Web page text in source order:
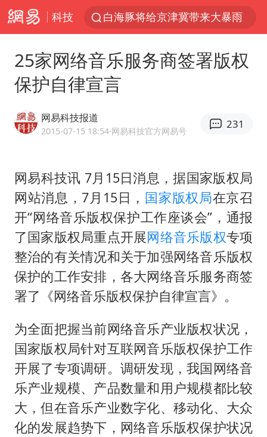
科技
白海豚将给京津冀带来大暴雨
国足U17与阿森纳决赛取消 并列冠军
2025年小学教师减少13.19万
以军士兵把枪口对准中国记者
上门女婿出轨女邻居多年被判重婚罪
韩军前线部队连曝丑闻
《龙餐馆》 冲奖
笔试第一被劝弃考涉事副校长被撤职
灌溉水坝被隔成鱼塘 村民投诉20余年
萌娃帮爷爷脱玉米 卖力干活超可爱
奋力开创中国式现代化建设新局面
25家网络音乐服务商签署版权
保护自律宣言
网易科技报道
2015-07-15 18:54·网易科技官方网易号
231
网易科技讯 7月15日消息，据国家版权局
网站消息，7月15日， 国家版权局在京召
开“网络音乐版权保护工作座谈会”，通报
了国家版权局重点开展网络音乐版权专项
整治的有关情况和关于加强网络音乐版权
保护的工作安排，各大网络音乐服务商签
署了《网络音乐版权保护自律宣言》。
为全面把握当前网络音乐产业版权状况，
国家版权局针对互联网音乐版权保护工作
开展了专项调研。调研发现，我国网络音
乐产业规模、产品数量和用户规模都比较
大，但在音乐产业数字化、移动化、大众
化的发展趋势下，网络音乐版权保护状况